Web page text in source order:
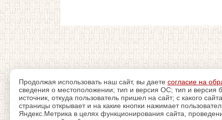
Продолжая использовать наш сайт, вы даете согласие на
сведения о местоположении; тип и версия ОС; тип и версия
источник, откуда пользователь пришел на сайт; с какого
страницы открывает и на какие кнопки нажимает
Яндекс.Метрика в целях функционирования сайта,